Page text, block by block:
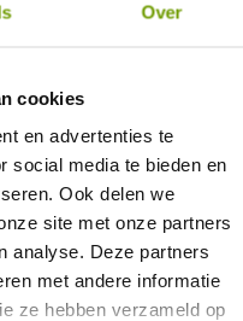
Over
cookies
en advertenties te
social media te bieden en
Ook delen we
site met onze partners
analyse. Deze partners
met andere informatie
ze hebben verzameld op
van Phu